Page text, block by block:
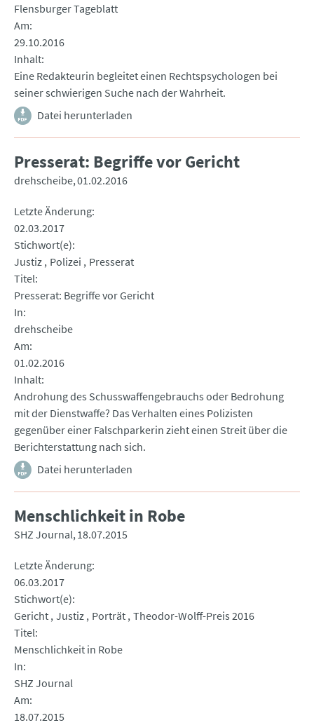
Flensburger Tageblatt
Am
29.10.2016
Inhalt
Eine Redakteurin begleitet einen Rechtspsychologen bei
seiner schwierigen Suche nach der Wahrheit.
Datei herunterladen
Presserat: Begriffe vor Gericht
drehscheibe 01.02.2016
Letzte Änderung
02.03.2017
Stichwort(e)
Justiz Polizei
Presserat
Titel
Presserat: Begriffe vor Gericht
In
drehscheibe
Am
01.02.2016
Inhalt
Androhung des Schusswaffengebrauchs oder Bedrohung
mit der Dienstwaffe? Das Verhalten eines Polizisten
gegenüber einer Falschparkerin zieht einen Streit über die
Berichterstattung nach sich.
Datei herunterladen
Menschlichkeit in Robe
SHZ Journal 18.07.2015
Letzte Änderung
06.03.2017
Stichwort(e)
Gericht Justiz Porträt Theodor-Wolff-Preis 2016
Titel
Menschlichkeit in Robe
In
SHZ Journal
Am
18.07.2015